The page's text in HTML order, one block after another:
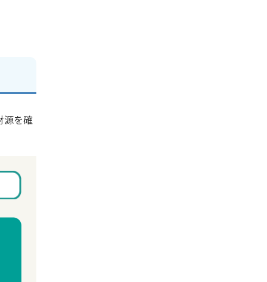
源を確